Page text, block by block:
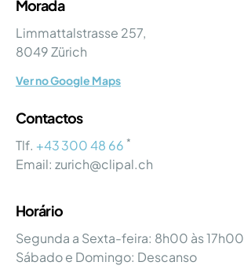
Morada
Limmattalstrasse 257,
8049 Zürich
Ver no Google Maps
Contactos
Tlf. +43 300 48 66 *
Email: zurich@clipal.ch
Horário
Segunda a Sexta-feira: 8h00 às 17h00
Sábado e Domingo: Descanso